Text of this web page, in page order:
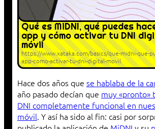
Qué es MiDNI, qué puedes
app y cómo activar tu DNI
móvil
https://www.xataka.com/basics/que-midni-que-
app-como-activar-tu-dni-digital-movil
Hace dos años que se hablaba de la
año pasado decían que muy «pronto»
DNI completamente funcional en
móvil. Y así ha sido al fin: casi por